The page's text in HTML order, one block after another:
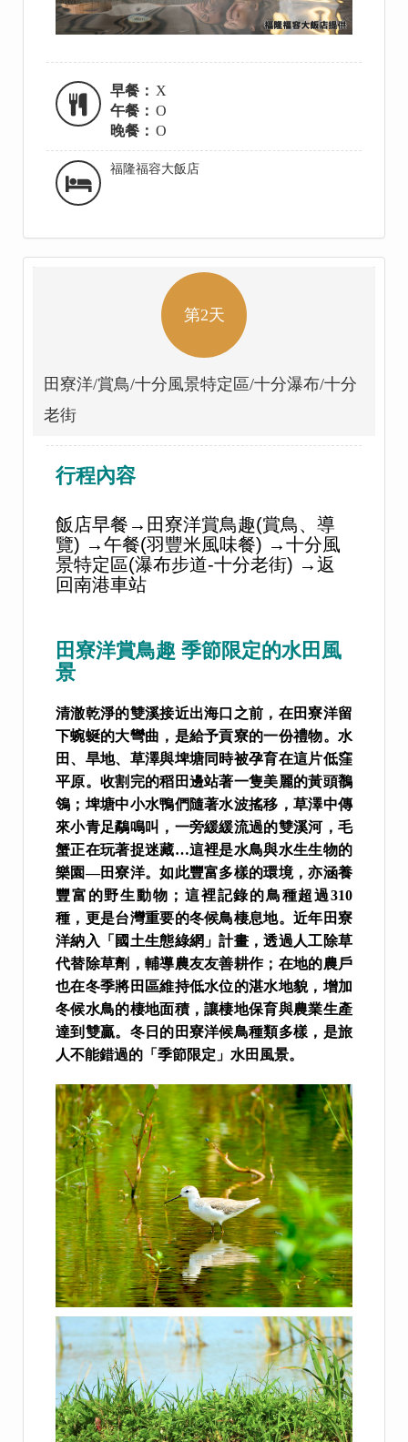
早餐： X
午餐： O
晚餐： O
福隆福容大飯店
第2天
田寮洋/賞鳥/十分風景特定區/十分瀑布/十分
老街
行程內容
飯店早餐→田寮洋賞鳥趣(賞鳥、導
覽) →午餐(羽豐米風味餐) →十分風
景特定區(瀑布步道-十分老街) →返
回南港車站
田寮洋賞鳥趣 季節限定的水田風
景
清澈乾淨的雙溪接近出海口之前，在田寮洋留
下蜿蜒的大彎曲，是給予貢寮的一份禮物。水
田、旱地、草澤與埤塘同時被孕育在這片低窪
平原。收割完的稻田邊站著一隻美麗的黃頭鶺
鴒；埤塘中小水鴨們隨著水波搖移，草澤中傳
來小青足鷸鳴叫，一旁緩緩流過的雙溪河，毛
蟹正在玩著捉迷藏…這裡是水鳥與水生生物的
樂園—田寮洋。如此豐富多樣的環境，亦涵養
豐富的野生動物；這裡記錄的鳥種超過310
種，更是台灣重要的冬候鳥棲息地。近年田寮
洋納入「國土生態綠網」計畫，透過人工除草
代替除草劑，輔導農友友善耕作；在地的農戶
也在冬季將田區維持低水位的湛水地貌，增加
冬候水鳥的棲地面積，讓棲地保育與農業生產
達到雙贏。冬日的田寮洋候鳥種類多樣，是旅
人不能錯過的「季節限定」水田風景。